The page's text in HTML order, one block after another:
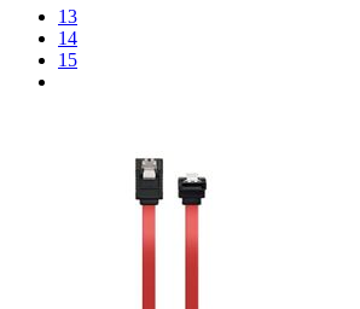
13
14
15